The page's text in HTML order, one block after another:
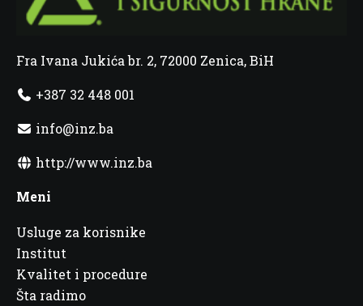
Fra Ivana Jukića br. 2, 72000 Zenica, BiH
+387 32 448 001
info@inz.ba
http://www.inz.ba
Meni
Usluge za korisnike
Institut
Kvalitet i procedure
Šta radimo